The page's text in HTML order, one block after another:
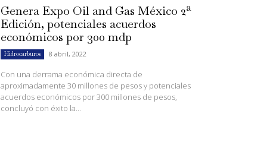
Genera Expo Oil and Gas México 2ª
Edición, potenciales acuerdos
económicos por 300 mdp
Hidrocarburos 8 abril, 2022
Con una derrama económica directa de
aproximadamente 30 millones de pesos y potenciales
acuerdos económicos por 300 millones de pesos,
concluyó con éxito la...